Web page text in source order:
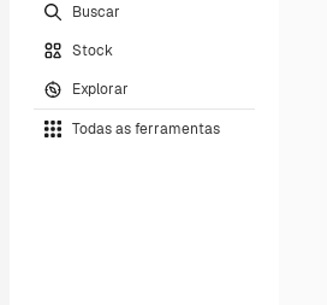
Buscar
Stock
Explorar
Todas as ferramentas